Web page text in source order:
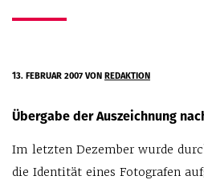
13. FEBRUAR 2007VONREDAKTION
Übergabe der Auszeichnung
Im letzten Dezember wurde
die Identität eines Fotografen